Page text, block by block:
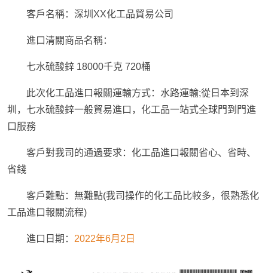
客戶名稱：深圳XX化工品貿易公司
進口清關商品名稱：
七水硫酸鋅 18000千克 720桶
此次化工品進口報關運輸方式：水路運輸;從日本到深
圳，七水硫酸鋅一般貿易進口，化工品一站式全球門到門進
口服務
客戶對我司的通過要求：化工品進口報關省心、省時、
省錢
客戶難點：無難點(我司操作的化工品比較多，很熟悉化
工品進口報關流程)
進口日期： 2022年6月2日